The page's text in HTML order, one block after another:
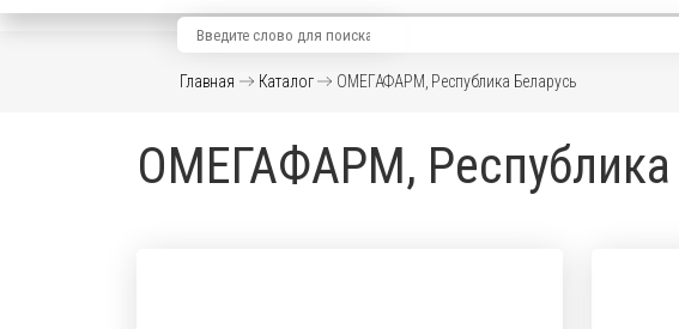
Вид животного
Препараты для КРС
Категории
Аксессуары:
Антибактериальные вет
Главная Каталог ОМЕГАФАРМ, Республика Беларусь
ОМЕГАФАРМ, Республика